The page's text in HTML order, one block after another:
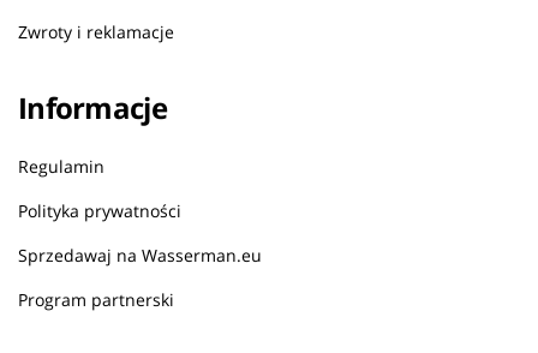
Zwroty i reklamacje
Informacje
Regulamin
Polityka prywatności
Sprzedawaj na Wasserman.eu
Program partnerski